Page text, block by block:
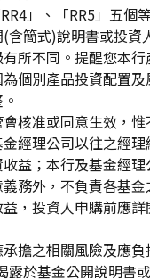
RR4」、「RR5」五個
含簡式)說明書或投資
所不同。提醒您本
個別產品投資配置
核准或同意生效，
經理公司以往之經
益；本行及基金經
務外，不負責各基
，投資人申購前應
擔之相關風險及應
露於基金公開說明書